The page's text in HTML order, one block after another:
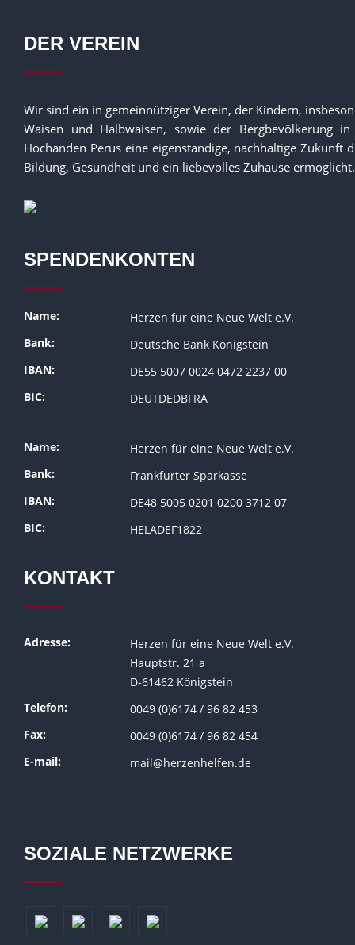
DER VEREIN
Wir sind ein in gemeinnütziger Verein, der Kindern,
Waisen und Halbwaisen, sowie der Bergbevölkerung
Hochanden Perus eine eigenständige, nachhaltige Zukunft
Bildung, Gesundheit und ein liebevolles Zuhause ermöglicht.
SPENDENKONTEN
Name:
Herzen für eine Neue Welt e.V.
Bank:
Deutsche Bank Königstein
IBAN:
DE55 5007 0024 0472 2237 00
BIC:
DEUTDEDBFRA
Name:
Herzen für eine Neue Welt e.V.
Bank:
Frankfurter Sparkasse
IBAN:
DE48 5005 0201 0200 3712 07
BIC:
HELADEF1822
KONTAKT
Adresse:
Herzen für eine Neue Welt e.V.
Hauptstr. 21 a
D-61462 Königstein
Telefon:
0049 (0)6174 / 96 82 453
Fax:
0049 (0)6174 / 96 82 454
E-mail:
mail@herzenhelfen.de
SOZIALE NETZWERKE